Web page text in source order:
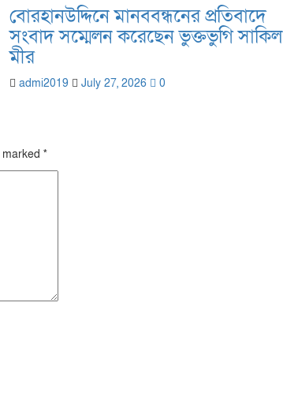
বোরহানউদ্দিনে মানববন্ধনের প্রতিবাদে
সংবাদ সম্মেলন করেছেন ভুক্তভুগি সাকিল
মীর
admi2019 July 27, 2026 0
*